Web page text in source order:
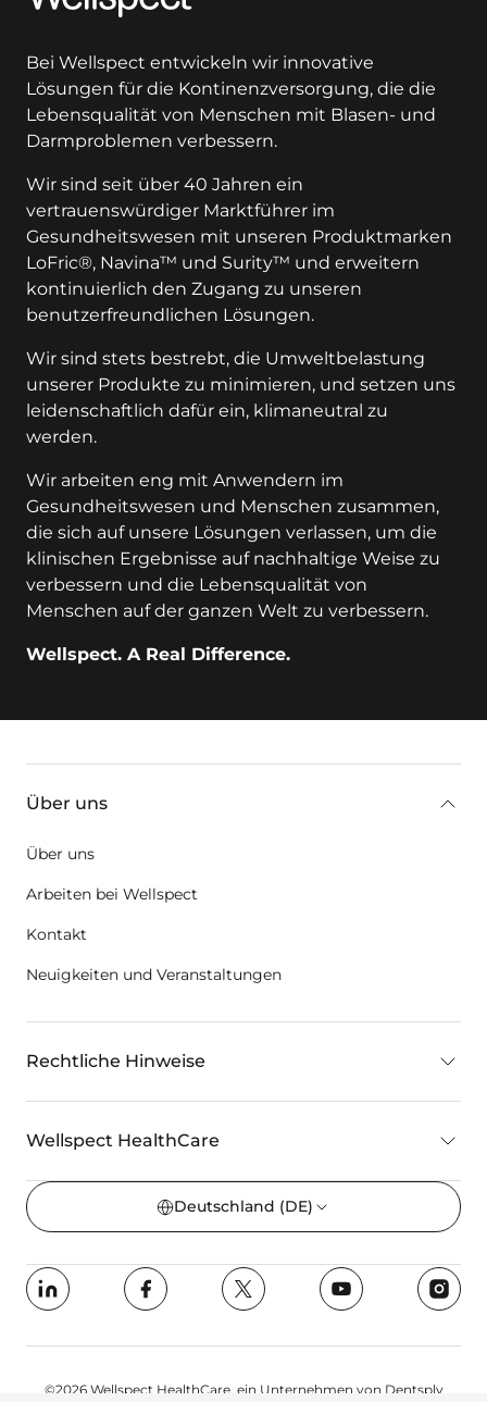
Bei Wellspect entwickeln wir innovative
Lösungen für die Kontinenzversorgung, die die
Lebensqualität von Menschen mit Blasen- und
Darmproblemen verbessern.
Wir sind seit über 40 Jahren ein
vertrauenswürdiger Marktführer im
Gesundheitswesen mit unseren Produktmarken
LoFric®, Navina™ und Surity™ und erweitern
kontinuierlich den Zugang zu unseren
benutzerfreundlichen Lösungen.
Wir sind stets bestrebt, die Umweltbelastung
unserer Produkte zu minimieren, und setzen uns
leidenschaftlich dafür ein, klimaneutral zu
werden.
Wir arbeiten eng mit Anwendern im
Gesundheitswesen und Menschen zusammen,
die sich auf unsere Lösungen verlassen, um die
klinischen Ergebnisse auf nachhaltige Weise zu
verbessern und die Lebensqualität von
Menschen auf der ganzen Welt zu verbessern.
Wellspect. A Real Difference.
Über uns
Über uns
Arbeiten bei Wellspect
Kontakt
Neuigkeiten und Veranstaltungen
Rechtliche Hinweise
Wellspect HealthCare
Deutschland (DE)
©2026 Wellspect HealthCare, ein Unternehmen von Dentsply